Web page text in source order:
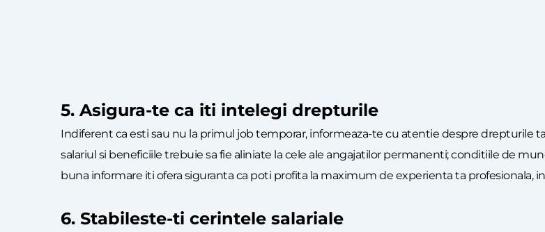
5. Asigura-te ca iti intelegi drepturile
Indiferent ca esti sau nu la primul job temporar, informeaza-te cu atentie despre drepturile
salariul si beneficiile trebuie sa fie aliniate la cele ale angajatilor permanenti; conditiile de
buna informare iti ofera siguranta ca poti profita la maximum de experienta ta profesionala,
6. Stabileste-ti cerintele salariale